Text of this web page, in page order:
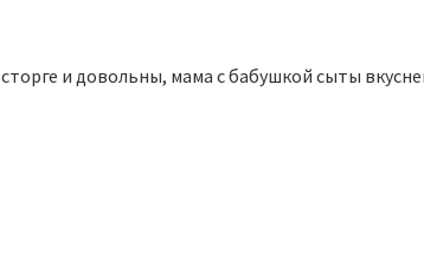
и довольны, мама с бабушкой сыты